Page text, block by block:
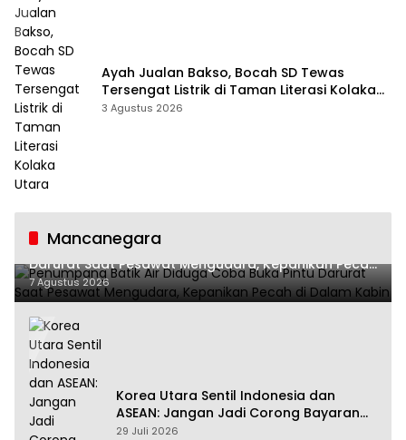
Ayah Jualan Bakso, Bocah SD Tewas
Tersengat Listrik di Taman Literasi Kolaka
Utara
3 Agustus 2026
Mancanegara
Penumpang Batik Air Diduga Coba Buka Pintu
Darurat Saat Pesawat Mengudara, Kepanikan Pecah
di Dalam Kabin
7 Agustus 2026
Korea Utara Sentil Indonesia dan
ASEAN: Jangan Jadi Corong Bayaran
Amerika Serikat
29 Juli 2026